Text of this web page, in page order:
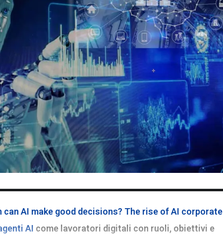
can AI make good decisions? The rise of AI corporate
AI come lavoratori digitali con ruoli, obiettivi e